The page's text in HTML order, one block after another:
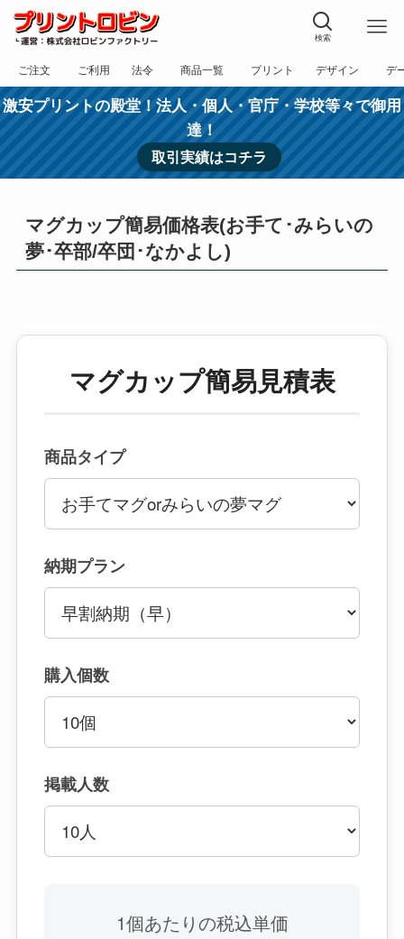
検索
ご注文
フォーム
ご利用
規約
法令
表記
商品一覧
カテゴリー
プリント
方法
デザイン
依頼
デ
入
激安プリントの殿堂！法人・個人・官庁・学校等々で御用
達！
取引実績はコチラ
マグカップ簡易価格表(お手て･みらいの
夢･卒部/卒団･なかよし)
マグカップ簡易見積表
商品タイプ
納期プラン
購入個数
掲載人数
1個あたりの税込単価